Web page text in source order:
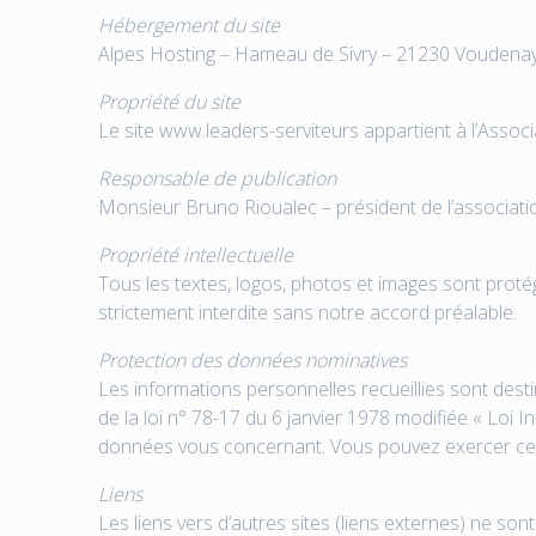
Hébergement du site
Alpes Hosting – Hameau de Sivry – 21230
Propriété du site
Le site www.leaders-serviteurs appartient à
Responsable de publication
Monsieur Bruno Rioualec – président de
Propriété intellectuelle
Tous les textes, logos, photos et images sont
strictement interdite sans notre accord préalable.
Protection des données nominatives
Les informations personnelles recueillies sont
de la loi n° 78-17 du 6 janvier 1978 modifiée « Loi
données vous concernant. Vous pouvez exercer
Liens
Les liens vers d’autres sites (liens externes) ne